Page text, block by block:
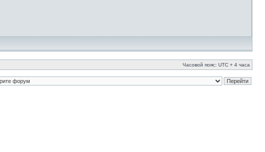
Часовой пояс: UTC + 4 часа